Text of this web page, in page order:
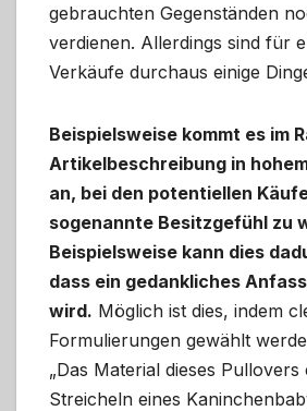
gebrauchten Gegenständen
verdienen. Allerdings sind für
Verkäufe durchaus einige
Beispielsweise kommt es im
Artikelbeschreibung in
an, bei den potentiellen
sogenannte Besitzgefühl zu
Beispielsweise kann dies
dass ein gedankliches
wird. Möglich ist dies, indem
Formulierungen gewählt
„Das Material dieses
Streicheln eines